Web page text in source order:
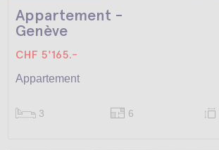
Appartement -
Genève
CHF 5'165.-
Appartement
3 6